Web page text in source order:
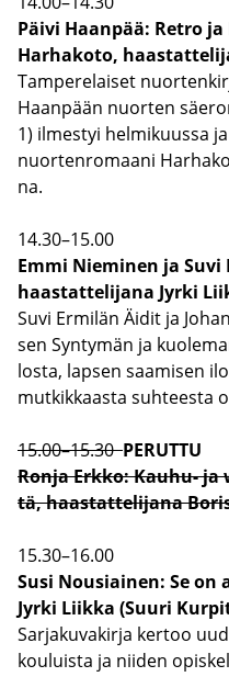
Päivi Haan­pää: Retro
Har­ha­ko­to,
Tam­pe­re­lai­set
Haan­pään nuor­ten
1) il­mes­tyi hel­mi­kuus­sa
nuor­ten­ro­maa­ni
na.
14.30–15.00
Emmi Nie­mi­nen ja
haas­tat­te­li­ja­na Jyrki
Suvi Er­mi­län Äidit ja
sen Syn­ty­män ja
los­ta, lap­sen saa­mi­sen
mut­kik­kaas­ta suh­tees­ta
15.00–15.30PE­RUT­TU
Ronja Erkko: Kauhu-​
tä, haas­tat­te­li­ja­na
15.30–16.00
Susi Nousiai­nen: Se
Jyrki Liik­ka (Suuri
Sar­ja­ku­va­kir­ja ker­too
kou­luis­ta ja nii­den